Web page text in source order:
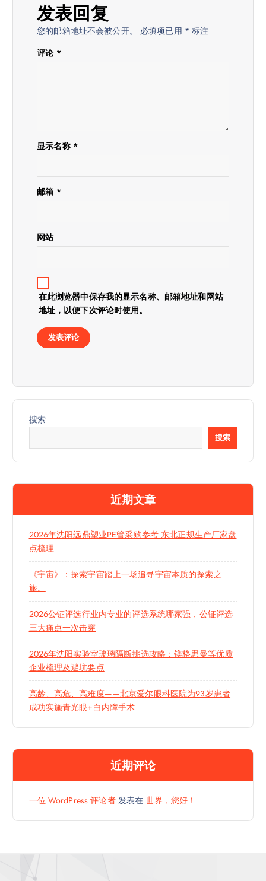
发表回复
您的邮箱地址不会被公开。 必填项已用 * 标注
评论 *
显示名称 *
邮箱 *
网站
在此浏览器中保存我的显示名称、邮箱地址和网站
地址，以便下次评论时使用。
搜索
搜索
近期文章
2026年沈阳远鼎塑业PE管采购参考 东北正规生产厂家盘
点梳理
《宇宙》：探索宇宙踏上一场追寻宇宙本质的探索之
旅。
2026公钲评选行业内专业的评选系统哪家强，公钲评选
三大痛点一次击穿
2026年沈阳实验室玻璃隔断挑选攻略：镁格思曼等优质
企业梳理及避坑要点
高龄、高危、高难度——北京爱尔眼科医院为93岁患者
成功实施青光眼+白内障手术
近期评论
一位 WordPress 评论者发表在世界，您好！